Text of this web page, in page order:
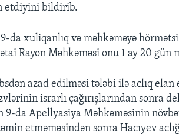
etdiyini bildirib.
da xuliqanlıq və məhkəməyə
Rayon Məhkəməsi onu 1 ay 20 gün
azad edilməsi tələbi ilə aclıq
israrlı çağırışlarından sonra
9-da Apellyasiya Məhkəməsinin
etməməsindən sonra Hacıyev